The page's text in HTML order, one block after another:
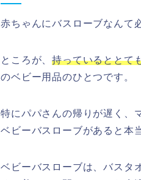
赤ちゃんにバスローブなんて
ところが、持っているととて
のベビー用品のひとつです。
特にパパさんの帰りが遅く、
ベビーバスローブがあると本
ベビーバスローブは、バスタ